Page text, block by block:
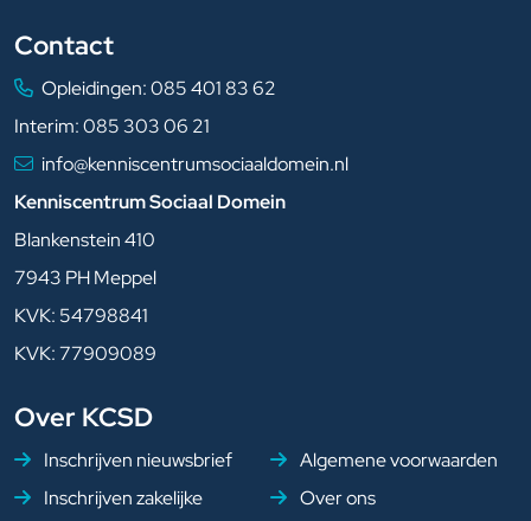
Contact
Opleidingen:085 401 83 62
Interim:085 303 06 21
info@kenniscentrumsociaaldomein.nl
Kenniscentrum Sociaal Domein
Blankenstein 410
7943 PH Meppel
KVK: 54798841
KVK: 77909089
Over KCSD
Inschrijven nieuwsbrief
Algemene voorwaarden
Inschrijven zakelijke
Over ons